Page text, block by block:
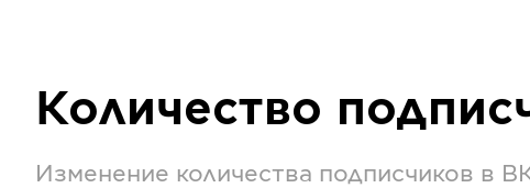
Количество
Изменение количества подписчиков в